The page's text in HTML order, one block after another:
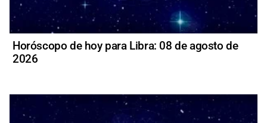
Horóscopo de hoy para Libra: 08 de agosto de
2026